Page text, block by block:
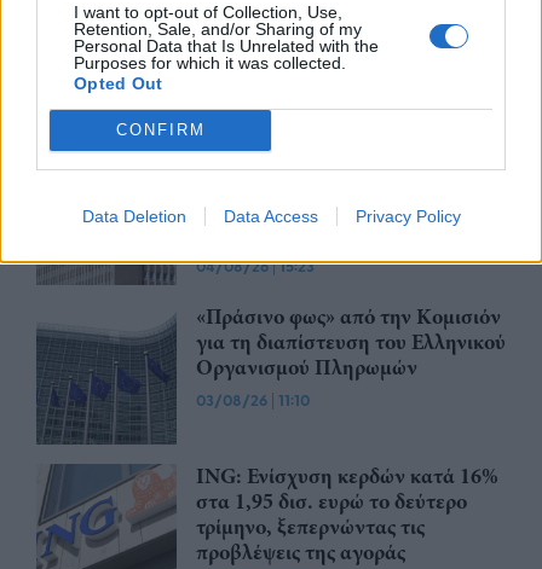
I want to opt-out of Collection, Use,
Retention, Sale, and/or Sharing of my
Personal Data that Is Unrelated with the
Purposes for which it was collected.
Opted Out
CONFIRM
Data Deletion Data Access Privacy Policy
Δικαιοσύνη κατά της OpenAI για
φερόμενη υπεξαίρεση εμπορικών
μυστικών
06/08/26|16:09
Γερμανική
περικοπές σε managers από
Volkswagen, Porsche και BMW
04/08/26|15:23
«Πράσινο φως» από την Κομισιόν
για τη διαπίστευση του Ελληνικού
Οργανισμού Πληρωμών
03/08/26 | 11:10
ING: Ενίσχυση κερδών κατά 16%
στα 1,95 δισ. ευρώ το δεύτερο
τρίμηνο, ξεπερνώντας τις
προβλέψεις της αγοράς